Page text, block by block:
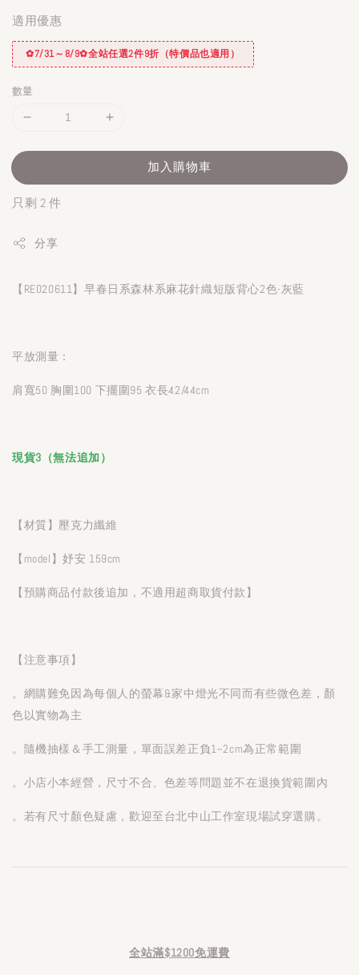
適用優惠
✿7/31～8/9✿全站任選2件9折（特價品也適用）
數量
加入購物車
只剩 2 件
分享
【RE020611】早春日系森林系麻花針織短版背心2色-灰藍
平放測量：
肩寬50 胸圍100 下擺圍95 衣長42/44cm
現貨3（無法追加）
【材質】壓克力纖維
【model】妤安 159cm
【預購商品付款後追加，不適用超商取貨付款】
【注意事項】
。網購難免因為每個人的螢幕&家中燈光不同而有些微色差，顏
色以實物為主
。隨機抽樣＆手工測量，單面誤差正負1~2cm為正常範圍
。小店小本經營，尺寸不合、色差等問題並不在退換貨範圍內
。若有尺寸顏色疑慮，歡迎至台北中山工作室現場試穿選購。
全站滿$1200免運費